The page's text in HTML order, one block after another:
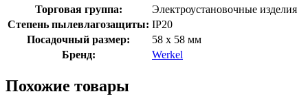
Торговая группа:
Электроустановочные изделия
Степень пылевлагозащиты: IP20
Посадочный размер:
58 х 58 мм
Бренд:
Werkel
Похожие товары